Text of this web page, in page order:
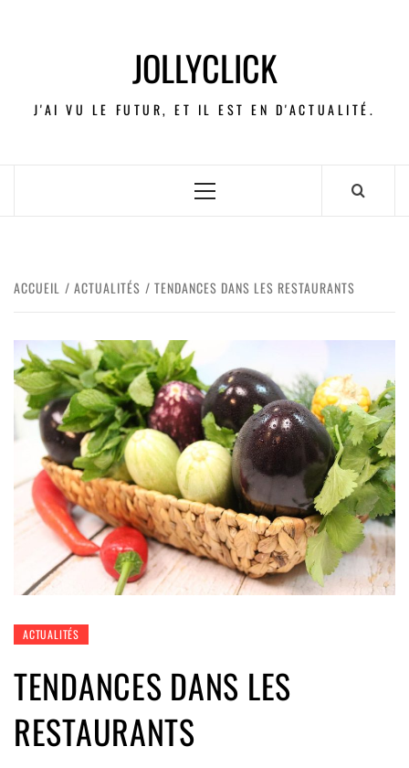
JOLLYCLICK
J'AI VU LE FUTUR, ET IL EST EN D'ACTUALITÉ.
ACCUEIL ACTUALITÉS TENDANCES DANS LES RESTAURANTS
ACTUALITÉS
TENDANCES DANS LES
RESTAURANTS